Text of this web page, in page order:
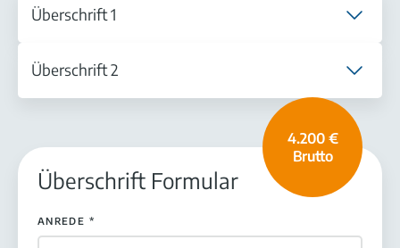
Überschrift 1
Überschrift 2
4.200 €
Brutto
Überschrift Formular
ANREDE *